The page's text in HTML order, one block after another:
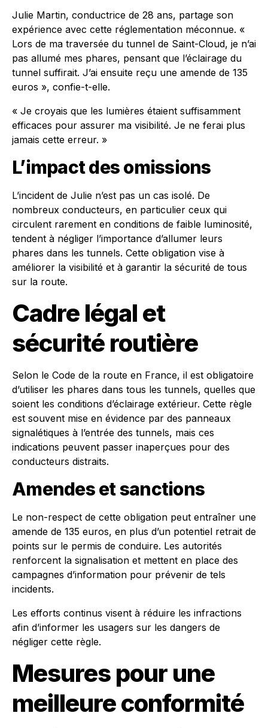
Julie Martin, conductrice de 28 ans, partage son
expérience avec cette réglementation méconnue. «
Lors de ma traversée du tunnel de Saint-Cloud, je n’ai
pas allumé mes phares, pensant que l’éclairage du
tunnel suffirait. J’ai ensuite reçu une amende de 135
euros », confie-t-elle.
« Je croyais que les lumières étaient suffisamment
efficaces pour assurer ma visibilité. Je ne ferai plus
jamais cette erreur. »
L’impact des omissions
L’incident de Julie n’est pas un cas isolé. De
nombreux conducteurs, en particulier ceux qui
circulent rarement en conditions de faible luminosité,
tendent à négliger l’importance d’allumer leurs
phares dans les tunnels. Cette obligation vise à
améliorer la visibilité et à garantir la sécurité de tous
sur la route.
Cadre légal et
sécurité routière
Selon le Code de la route en France, il est obligatoire
d’utiliser les phares dans tous les tunnels, quelles que
soient les conditions d’éclairage extérieur. Cette règle
est souvent mise en évidence par des panneaux
signalétiques à l’entrée des tunnels, mais ces
indications peuvent passer inaperçues pour des
conducteurs distraits.
Amendes et sanctions
Le non-respect de cette obligation peut entraîner une
amende de 135 euros, en plus d’un potentiel retrait de
points sur le permis de conduire. Les autorités
renforcent la signalisation et mettent en place des
campagnes d’information pour prévenir de tels
incidents.
Les efforts continus visent à réduire les infractions
afin d’informer les usagers sur les dangers de
négliger cette règle.
Mesures pour une
meilleure conformité